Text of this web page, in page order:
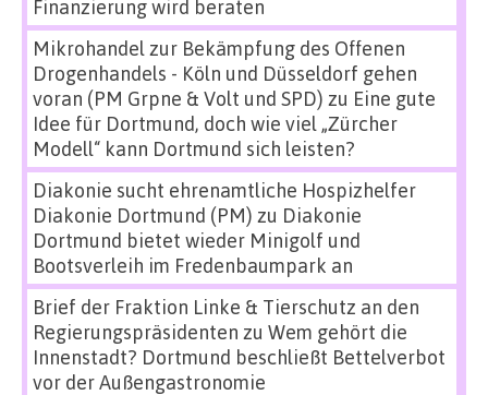
Finanzierung wird beraten
Mikrohandel zur Bekämpfung des Offenen
Drogenhandels - Köln und Düsseldorf gehen
voran (PM Grpne & Volt und SPD) zu Eine gute
Idee für Dortmund, doch wie viel „Zürcher
Modell“ kann Dortmund sich leisten?
Diakonie sucht ehrenamtliche Hospizhelfer
Diakonie Dortmund (PM) zu Diakonie
Dortmund bietet wieder Minigolf und
Bootsverleih im Fredenbaumpark an
Brief der Fraktion Linke & Tierschutz an den
Regierungspräsidenten zu Wem gehört die
Innenstadt? Dortmund beschließt Bettelverbot
vor der Außengastronomie